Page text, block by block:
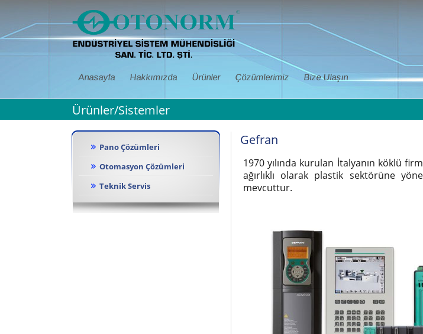
Anasayfa Hakkımızda Ürünler Çözümlerimiz Bize Ulaşın
Ürünler/Sistemler
Pano Çözümleri
Otomasyon Çözümleri
Teknik Servis
Gefran
1970 yılında kurulan İtalyanın köklü
ağırlıklı olarak plastik sektörüne
mevcuttur.